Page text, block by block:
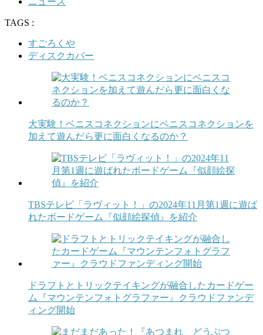
TAGS :
すごろくや
ディスクカバー
大実験！ベニスコネクションにベニスコネクションを
加えて遊んだら更に面白くなるのか？
TBSテレビ「ラヴィット！」の2024年11月第1週に遊ば
れたボードゲーム『似顔絵探偵』を紹介
ドラフトとトリックテイキングが融合したカードゲー
ム『マウンテンフォトグラファー』クラウドファンデ
ィング開始